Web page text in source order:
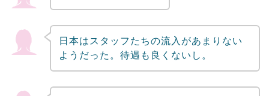
日本はスタッフたちの流入があまりない
ようだった。待遇も良くないし。